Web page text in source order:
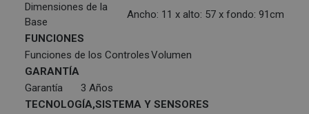
Dimensiones de la
Base
Ancho: 11 x alto: 57 x fondo: 91cm
FUNCIONES
Funciones de los ControlesVolumen
GARANTÍA
Garantía
3 Años
TECNOLOGÍA,SISTEMA Y SENSORES